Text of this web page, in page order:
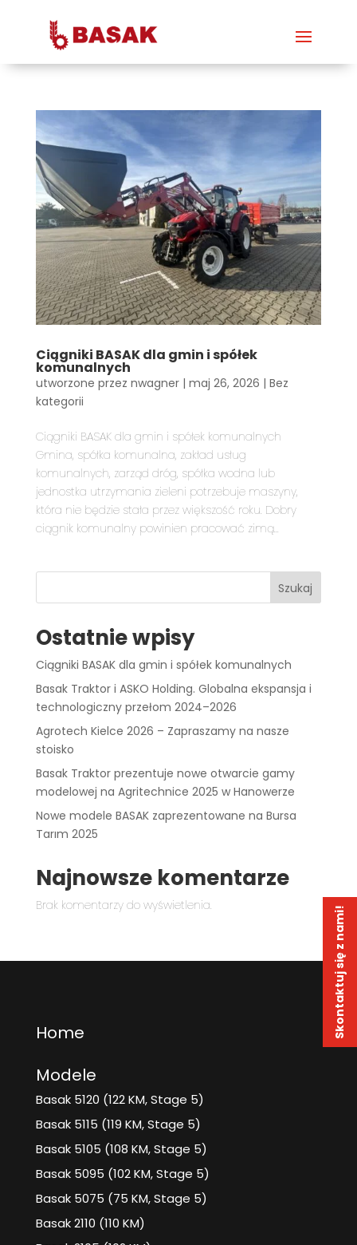
Ciągniki BASAK dla gmin i spółek
komunalnych
utworzone przez nwagner| maj 26, 2026 | Bez
kategorii
Ciągniki BASAK dla gmin i spółek komunalnych
Gmina, spółka komunalna, zakład usług
komunalnych, zarząd dróg, spółka wodna lub
jednostka utrzymania zieleni potrzebuje maszyny,
która nie będzie stała przez większość roku. Dobry
ciągnik komunalny powinien pracować zimą...
Szukaj
Ostatnie wpisy
Ciągniki BASAK dla gmin i spółek komunalnych
Basak Traktor i ASKO Holding. Globalna ekspansja i
technologiczny przełom 2024–2026
Agrotech Kielce 2026 – Zapraszamy na nasze
stoisko
Basak Traktor prezentuje nowe otwarcie gamy
modelowej na Agritechnice 2025 w Hanowerze
Nowe modele BASAK zaprezentowane na Bursa
Tarım 2025
Najnowsze komentarze
Brak komentarzy do wyświetlenia.
Home
Modele
Basak 5120 (122 KM, Stage 5)
Basak 5115 (119 KM, Stage 5)
Basak 5105 (108 KM, Stage 5)
Basak 5095 (102 KM, Stage 5)
Basak 5075 (75 KM, Stage 5)
Basak 2110 (110 KM)
Skontaktuj się z nami!